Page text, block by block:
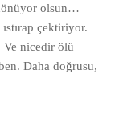
olsun…
çektiriyor.
nicedir ölü
Daha doğrusu,